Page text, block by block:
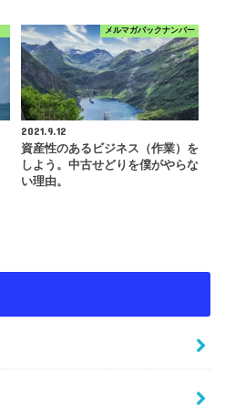
メルマガバックナンバー
2021.9.12
資産性のあるビジネス（作業）を
しよう。中古せどりを僕がやらな
い理由。